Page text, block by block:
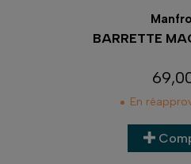
BARRETTE
En